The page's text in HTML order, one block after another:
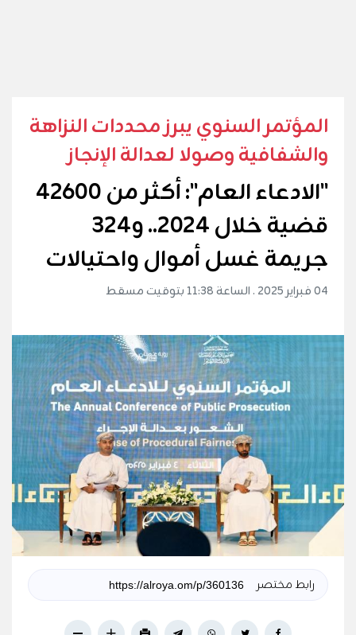
المؤتمر السنوي يبرز محددات النزاهة
والشفافية وصولا لعدالة الإنجاز
"الادعاء العام": أكثر من 42600
قضية خلال 2024.. و324
جريمة غسل أموال واحتيالات
04 فبراير 2025 . الساعة 11:38 بتوقيت مسقط
رابط مختصر